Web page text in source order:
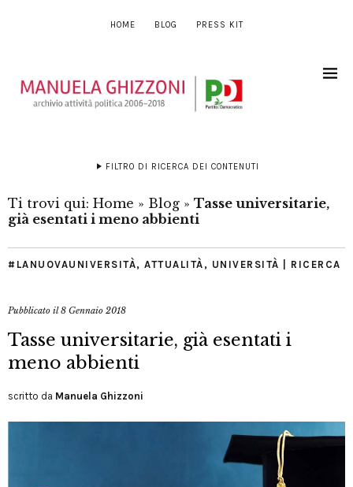
HOME BLOG PRESS KIT
FILTRO DI RICERCA DEI CONTENUTI
Ti trovi qui: Home » Blog » Tasse universitarie,
già esentati i meno abbienti
#LANUOVAUNIVERSITÀ, ATTUALITÀ , UNIVERSITÀ | RICERCA
Pubblicato il8 Gennaio 2018
Tasse universitarie, già esentati i
meno abbienti
scritto da Manuela Ghizzoni